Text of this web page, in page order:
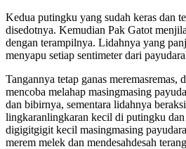
Kedua putingku yang sudah keras dan
disedotnya. Kemudian Pak Gatot
dengan terampilnya. Lidahnya yang
menyapu setiap sentimeter dari
Tangannya tetap ganas meremasremas,
mencoba melahap masingmasing
dan bibirnya, sementara lidahnya
lingkaranlingkaran kecil di putingku
digigitgigit kecil masingmasing
merem melek dan mendesahdesah